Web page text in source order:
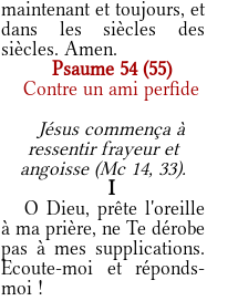
maintenant et toujours, et
dans les siècles des
siècles. Amen.
Psaume 54 (55)
Contre un ami perfide
Jésus commença à
ressentir frayeur et
angoisse (Mc 14, 33).
I
O Dieu, prête l'oreille
à ma prière, ne Te dérobe
pas à mes supplications.
Ecoute-moi et réponds-
moi !